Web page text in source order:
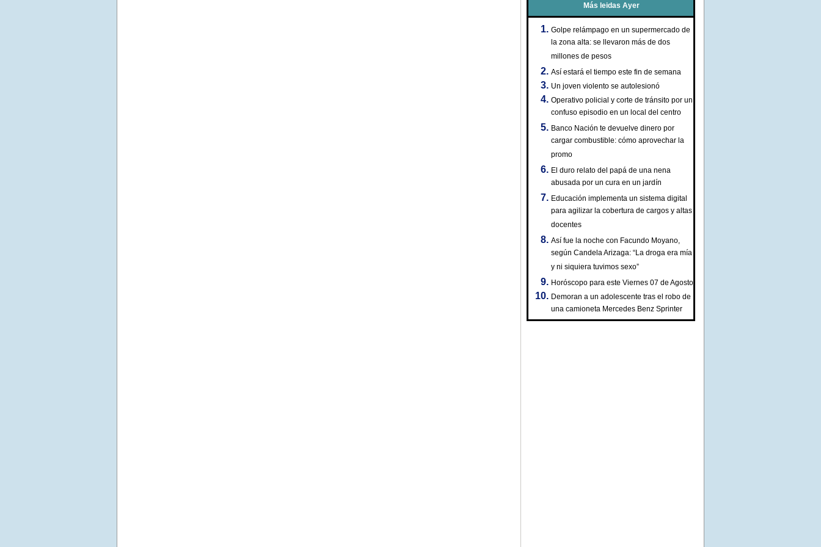
Más leidas Ayer
Golpe relámpago en un supermercado de
la zona alta: se llevaron más de dos
millones de pesos
Así estará el tiempo este fin de semana
Un joven violento se autolesionó
Operativo policial y corte de tránsito por un
confuso episodio en un local del centro
Banco Nación te devuelve dinero por
cargar combustible: cómo aprovechar la
promo
El duro relato del papá de una nena
abusada por un cura en un jardín
Educación implementa un sistema digital
para agilizar la cobertura de cargos y altas
docentes
Así fue la noche con Facundo Moyano,
según Candela Arizaga: “La droga era mía
y ni siquiera tuvimos sexo”
Horóscopo para este Viernes 07 de Agosto
Demoran a un adolescente tras el robo de
una camioneta Mercedes Benz Sprinter